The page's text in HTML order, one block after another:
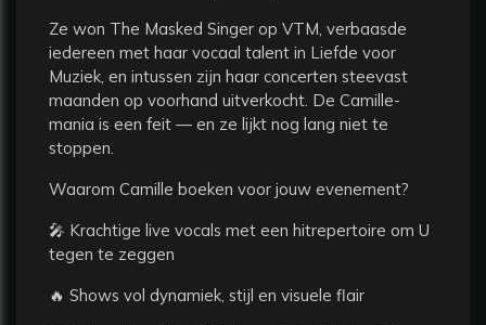
Ze won The Masked Singer op VTM, verbaasde
iedereen met haar vocaal talent in Liefde voor
Muziek, en intussen zijn haar concerten steevast
maanden op voorhand uitverkocht. De Camille-
mania is een feit — en ze lijkt nog lang niet te
stoppen.
Waarom Camille boeken voor jouw evenement?
🎤 Krachtige live vocals met een hitrepertoire om U
tegen te zeggen
🔥 Shows vol dynamiek, stijl en visuele flair